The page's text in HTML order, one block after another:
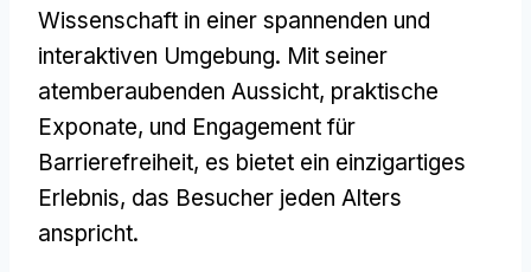
Wissenschaft in einer spannenden und
interaktiven Umgebung. Mit seiner
atemberaubenden Aussicht, praktische
Exponate, und Engagement für
Barrierefreiheit, es bietet ein einzigartiges
Erlebnis, das Besucher jeden Alters
anspricht.